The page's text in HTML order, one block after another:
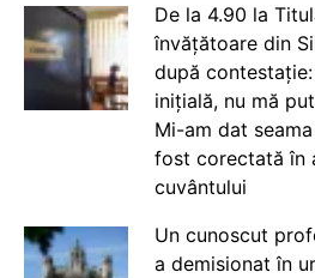
De la 4.90 la
învățătoare din
după
inițială, nu mă
Mi-am dat
fost corectată în
cuvântului
Un cunoscut
a demisionat în